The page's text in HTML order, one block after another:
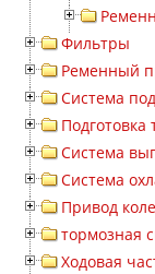
Фильтры
Ременный
Система
Подготовка
Система
Система
Привод
тормозная
Ходовая